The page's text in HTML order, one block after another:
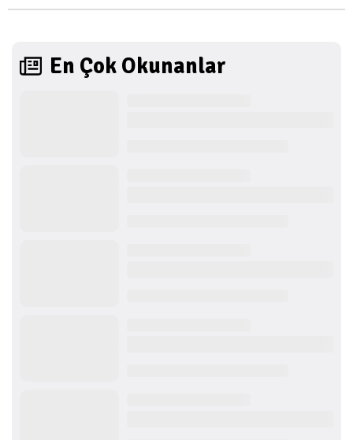
En Çok Okunanlar